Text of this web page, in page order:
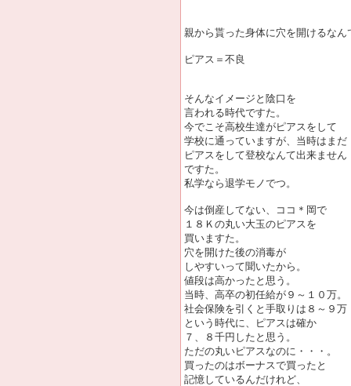
親から貰った身体に穴を開けるなん
ピアス＝不良
そんなイメージと陰口を
言われる時代ですた。
今でこそ高校生達がピアスをして
学校に通っていますが、当時はまだ
ピアスをして登校なんて出来ません
ですた。
私学なら退学モノでつ。
今は倒産してない、ココ＊岡で
１８Ｋの丸い大玉のピアスを
買いますた。
穴を開けた後の消毒が
しやすいって聞いたから。
値段は高かったと思う。
当時、高卒の初任給が９～１０万。
社会保険を引くと手取りは８～９万
という時代に、ピアスは確か
７、８千円したと思う。
ただの丸いピアスなのに・・・。
買ったのはボーナスで買ったと
記憶しているんだけれど、